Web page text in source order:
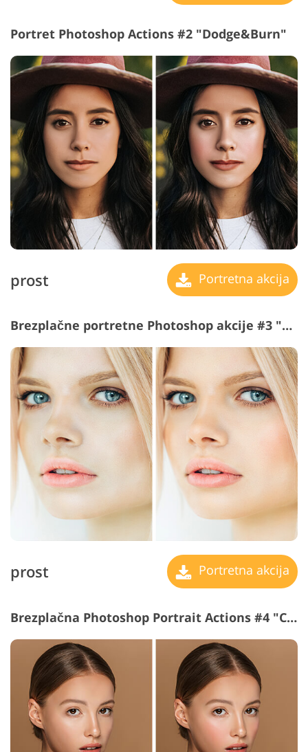
Portret Photoshop Actions #2 "Dodge&Burn"
prost Portretna akcija
Brezplačne portretne Photoshop akcije #3 "Skin Tone"
prost Portretna akcija
Brezplačna Photoshop Portrait Actions #4 "Cheeks"